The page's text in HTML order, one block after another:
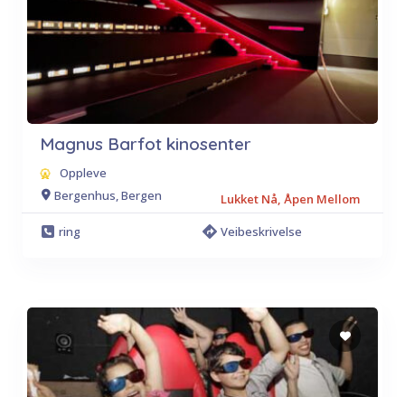
Magnus Barfot kinosenter
Oppleve
Bergenhus, Bergen
Lukket Nå, Åpen Mellom
ring
Veibeskrivelse